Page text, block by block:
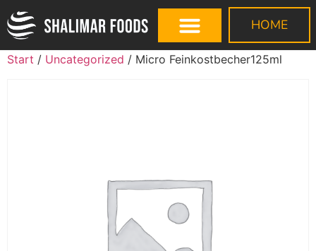
HOME
Start / Uncategorized / Micro Feinkostbecher125ml